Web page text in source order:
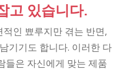
고 있습니다.
인 뾰루지만 겪는 반면,
기기도 합니다. 이러한 다
들은 자신에게 맞는 제품